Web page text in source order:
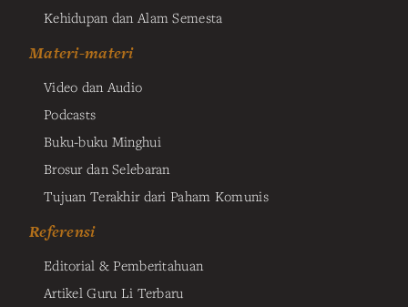
Kehidupan dan Alam Semesta
Materi-materi
Video dan Audio
Podcasts
Buku-buku Minghui
Brosur dan Selebaran
Tujuan Terakhir dari Paham Komunis
Referensi
Editorial & Pemberitahuan
Artikel Guru Li Terbaru